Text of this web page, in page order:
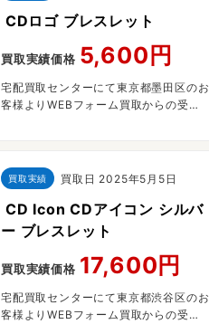
CDロゴ ブレスレット
買取実績価格 5,600円
宅配買取センターにて東京都墨田区のお
客様よりWEBフォーム買取からの受付
買取実績 買取日 2025年5月5日
CD Icon CDアイコン シルバ
ー ブレスレット
買取実績価格 17,600円
宅配買取センターにて東京都渋谷区のお
客様よりWEBフォーム買取からの受付